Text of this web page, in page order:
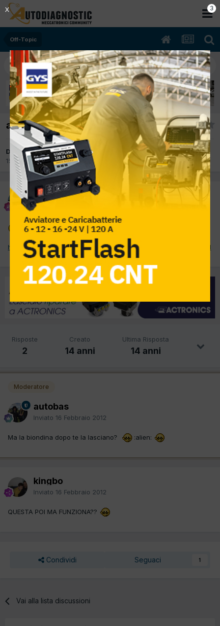
Off-Topic
a tutto c'è un rimedio
Da alfredo1981
15 Febbraio 2012inOff-Topic
alfredo1981
Inviato
http://www.youtube.com/watch?v=ERPgFwlGwRg&feature=related
Risposte
2
Creato
14 anni
Ultima Risposta
14 anni
Moderatore
autobas
Inviato 16 Febbraio 2012
Ma la biondina dopo te la lasciano? :alien:
kingbo
Inviato 16 Febbraio 2012
QUESTA POI MA FUNZIONA??
Condividi Seguaci 1
Vai alla lista discussioni
3
X